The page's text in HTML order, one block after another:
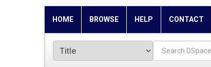
HOME BROWSE HELP CONTACT